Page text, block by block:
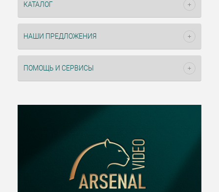
КАТАЛОГ
НАШИ ПРЕДЛОЖЕНИЯ
ПОМОЩЬ И СЕРВИСЫ